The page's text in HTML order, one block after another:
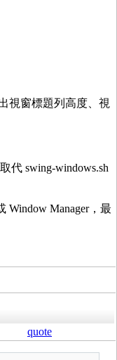
視窗標題列高度、視
代 swing-windows.sh
Window Manager，最
quote